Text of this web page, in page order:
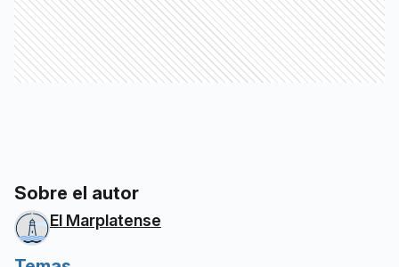
Sobre el autor
El Marplatense